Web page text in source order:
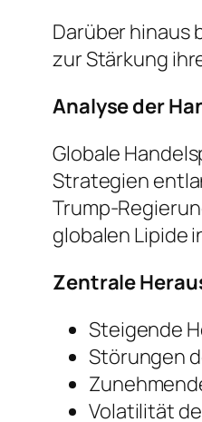
Darüber
zur Stärkung
Analyse der
Globale
Strategien
Trump-
globalen Lipide
Zentrale
Steigende
Störungen
Volatilität